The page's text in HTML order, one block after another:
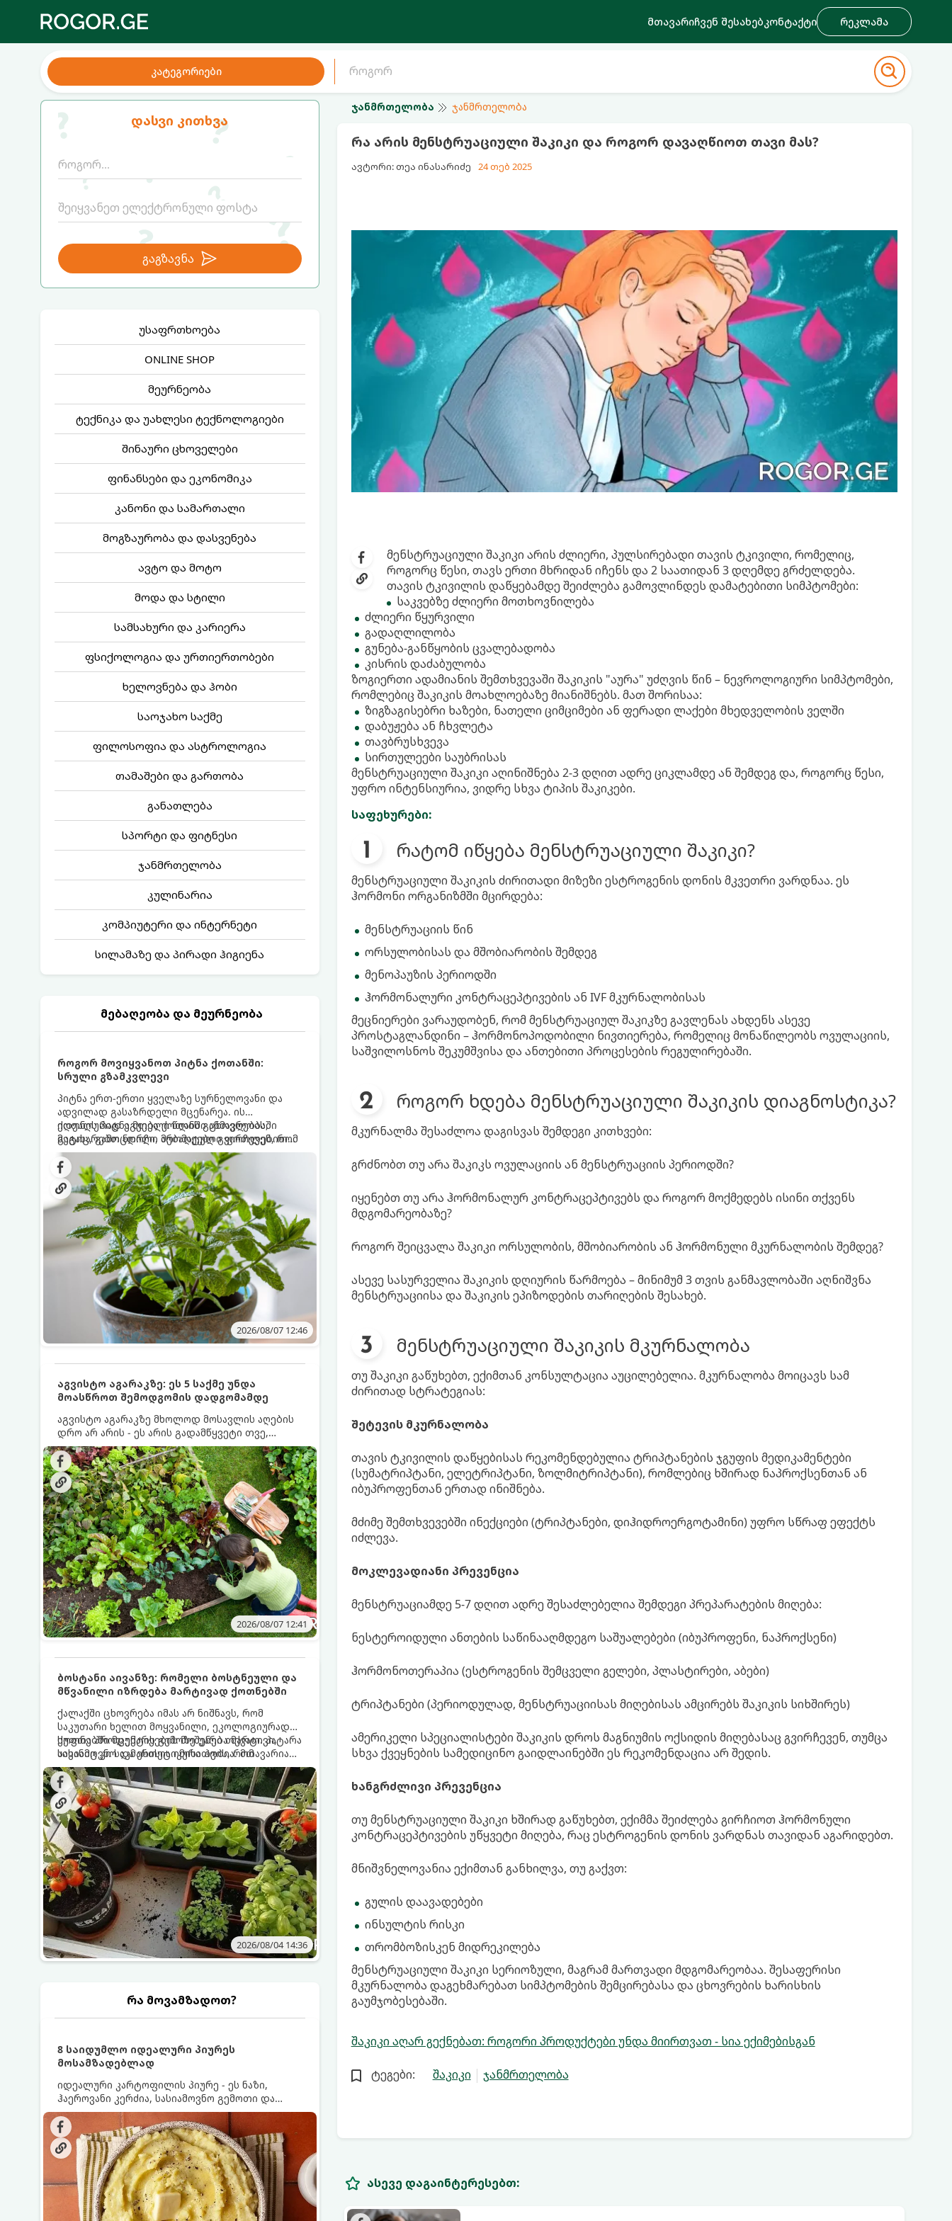
მთავარიჩვენ შესახებკონტაქტი რეკლამა
კატეგორიები
დასვი კითხვა
გაგზავნა
უსაფრთხოება
ONLINE SHOP
მეურნეობა
ტექნიკა და უახლესი ტექნოლოგიები
შინაური ცხოველები
ფინანსები და ეკონომიკა
კანონი და სამართალი
მოგზაურობა და დასვენება
ავტო და მოტო
მოდა და სტილი
სამსახური და კარიერა
ფსიქოლოგია და ურთიერთობები
ხელოვნება და ჰობი
საოჯახო საქმე
ფილოსოფია და ასტროლოგია
თამაშები და გართობა
განათლება
სპორტი და ფიტნესი
ჯანმრთელობა
კულინარია
კომპიუტერი და ინტერნეტი
სილამაზე და პირადი ჰიგიენა
მებაღეობა და მეურნეობა
როგორ მოვიყვანოთ პიტნა ქოთანში:
სრული გზამკვლევი
პიტნა ერთ-ერთი ყველაზე სურნელოვანი და
ადვილად გასაზრდელი მცენარეა. ის
იდეალურად ეგუება ქოთანში ცხოვრებას,
მეტიც, გამოცდილი მებაღეები გვირჩევენ, რომ
პიტნა მხოლოდ ქოთანში მოვიყვანოთ, რადგან
ღია გრუნტში (ბაღში) დარგვისას ის ფესვებით
ძალიან სწრაფად ვრცელდება და სხვა
მცენარეებს ავიწროებს.
ქოთნის პიტნა მთელი წლის განმავლობაში
გაგახარებთ ნორჩი, არომატული ფოთლებით
ჩაის, ლიმონათისა თუ კერძებისთვის.
2026/08/07 12:46
აგვისტო აგარაკზე: ეს 5 საქმე უნდა
მოასწროთ შემოდგომის დადგომამდე
აგვისტო აგარაკზე მხოლოდ მოსავლის აღების
დრო არ არის - ეს არის გადამწყვეტი თვე,
როდესაც საფუძველი ეყრება მომავალი წლის
მოსავალს და ბაღი მზადდება შემოდგომა-
ზამთრის სეზონისთვის. იმისათვის, რომ
ნიადაგმა ენერგია აღიდგინოს, ხოლო
მცენარეებმა ზამთარს გაუძლონ, აგვისტოს
ბოლომდე 5 მნიშვნელოვანი საქმის გაკეთება
უნდა მოასწროთ:
2026/08/07 12:41
ბოსტანი აივანზე: რომელი ბოსტნეული და
მწვანილი იზრდება მარტივად ქოთნებში
ქალაქში ცხოვრება იმას არ ნიშნავს, რომ
საკუთარი ხელით მოყვანილი, ეკოლოგიურად
სუფთა პროდუქტის გემოზე უარი თქვათ. პატარა
აივანიც კი საკმარისია იმისათვის, რომ
მოიწყოთ მინი-ბოსტანი, საიდანაც
ყოველდღიურად ახალ, არომატულ მწვანილსა
და ბოსტნეულს მოკრეფთ.
ქოთნებში მცენარეების მოშენება მარტივი,
სასიამოვნო და ესთეტიკური ჰობია. მთავარია
იცოდეთ, რომელი კულტურები ეგუებიან
ქოთნის პირობებს ყველაზე კარგად და როგორ
მოუაროთ მათ სწორად.
2026/08/04 14:36
რა მოვამზადოთ?
8 საიდუმლო იდეალური პიურეს
მოსამზადებლად
იდეალური კარტოფილის პიურე - ეს ნაზი,
ჰაეროვანი კერძია, სასიამოვნო გემოთი და
ნაღების-მოყვითალო ფერით. მისი მომზადება
ძალიან მარტივია, მაგრამ არსებობს რამდენიმე
საიდუმლო, რომლებიც უნდა იცოდეთ, რომ
პიურე იდეალურად გემრიელი გამოვიდეს.
ჯანმრთელობა ჯანმრთელობა
რა არის მენსტრუაციული შაკიკი და როგორ დავაღწიოთ თავი მას?
ავტორი: თეა ინასარიძე 24 თებ 2025
მენსტრუაციული შაკიკი არის ძლიერი, პულსირებადი თავის ტკივილი, რომელიც,
როგორც წესი, თავს ერთი მხრიდან იჩენს და 2 საათიდან 3 დღემდე გრძელდება.
თავის ტკივილის დაწყებამდე შეიძლება გამოვლინდეს დამატებითი სიმპტომები:
საკვებზე ძლიერი მოთხოვნილება
ძლიერი წყურვილი
გადაღლილობა
გუნება-განწყობის ცვალებადობა
კისრის დაძაბულობა
ზოგიერთი ადამიანის შემთხვევაში შაკიკის "აურა" უძღვის წინ – ნევროლოგიური სიმპტომები,
რომლებიც შაკიკის მოახლოებაზე მიანიშნებს. მათ შორისაა:
ზიგზაგისებრი ხაზები, ნათელი ციმციმები ან ფერადი ლაქები მხედველობის ველში
დაბუჟება ან ჩხვლეტა
თავბრუსხვევა
სირთულეები საუბრისას
მენსტრუაციული შაკიკი აღინიშნება 2-3 დღით ადრე ციკლამდე ან შემდეგ და, როგორც წესი,
უფრო ინტენსიურია, ვიდრე სხვა ტიპის შაკიკები.
საფეხურები:
რატომ იწყება მენსტრუაციული შაკიკი?
მენსტრუაციული შაკიკის ძირითადი მიზეზი ესტროგენის დონის მკვეთრი ვარდნაა. ეს
ჰორმონი ორგანიზმში მცირდება:
მენსტრუაციის წინ
ორსულობისას და მშობიარობის შემდეგ
მენოპაუზის პერიოდში
ჰორმონალური კონტრაცეპტივების ან IVF მკურნალობისას
მეცნიერები ვარაუდობენ, რომ მენსტრუაციულ შაკიკზე გავლენას ახდენს ასევე
პროსტაგლანდინი – ჰორმონოპოდობილი ნივთიერება, რომელიც მონაწილეობს ოვულაციის,
საშვილოსნოს შეკუმშვისა და ანთებითი პროცესების რეგულირებაში.
როგორ ხდება მენსტრუაციული შაკიკის დიაგნოსტიკა?
მკურნალმა შესაძლოა დაგისვას შემდეგი კითხვები:
გრძნობთ თუ არა შაკიკს ოვულაციის ან მენსტრუაციის პერიოდში?
იყენებთ თუ არა ჰორმონალურ კონტრაცეპტივებს და როგორ მოქმედებს ისინი თქვენს
მდგომარეობაზე?
როგორ შეიცვალა შაკიკი ორსულობის, მშობიარობის ან ჰორმონული მკურნალობის შემდეგ?
ასევე სასურველია შაკიკის დღიურის წარმოება – მინიმუმ 3 თვის განმავლობაში აღნიშვნა
მენსტრუაციისა და შაკიკის ეპიზოდების თარიღების შესახებ.
მენსტრუაციული შაკიკის მკურნალობა
თუ შაკიკი გაწუხებთ, ექიმთან კონსულტაცია აუცილებელია. მკურნალობა მოიცავს სამ
ძირითად სტრატეგიას:
შეტევის მკურნალობა
თავის ტკივილის დაწყებისას რეკომენდებულია ტრიპტანების ჯგუფის მედიკამენტები
(სუმატრიპტანი, ელეტრიპტანი, ზოლმიტრიპტანი), რომლებიც ხშირად ნაპროქსენთან ან
იბუპროფენთან ერთად ინიშნება.
მძიმე შემთხვევებში ინექციები (ტრიპტანები, დიჰიდროერგოტამინი) უფრო სწრაფ ეფექტს
იძლევა.
მოკლევადიანი პრევენცია
მენსტრუაციამდე 5-7 დღით ადრე შესაძლებელია შემდეგი პრეპარატების მიღება:
ნესტეროიდული ანთების საწინააღმდეგო საშუალებები (იბუპროფენი, ნაპროქსენი)
ჰორმონოთერაპია (ესტროგენის შემცველი გელები, პლასტირები, აბები)
ტრიპტანები (პერიოდულად, მენსტრუაციისას მიღებისას ამცირებს შაკიკის სიხშირეს)
ამერიკელი სპეციალისტები შაკიკის დროს მაგნიუმის ოქსიდის მიღებასაც გვირჩევენ, თუმცა
სხვა ქვეყნების სამედიცინო გაიდლაინებში ეს რეკომენდაცია არ შედის.
ხანგრძლივი პრევენცია
თუ მენსტრუაციული შაკიკი ხშირად გაწუხებთ, ექიმმა შეიძლება გირჩიოთ ჰორმონული
კონტრაცეპტივების უწყვეტი მიღება, რაც ესტროგენის დონის ვარდნას თავიდან აგარიდებთ.
მნიშვნელოვანია ექიმთან განხილვა, თუ გაქვთ:
გულის დაავადებები
ინსულტის რისკი
თრომბოზისკენ მიდრეკილება
მენსტრუაციული შაკიკი სერიოზული, მაგრამ მართვადი მდგომარეობაა. შესაფერისი
მკურნალობა დაგეხმარებათ სიმპტომების შემცირებასა და ცხოვრების ხარისხის
გაუმჯობესებაში.
შაკიკი აღარ გექნებათ: როგორი პროდუქტები უნდა მიირთვათ - სია ექიმებისგან
ტეგები: შაკიკი ჯანმრთელობა
ასევე დაგაინტერესებთ: